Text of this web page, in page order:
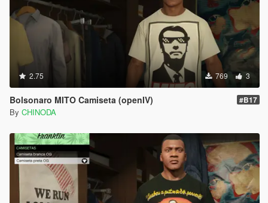
2.75 769 3
Bolsonaro MITO Camiseta (openIV) #B17
By CHINODA